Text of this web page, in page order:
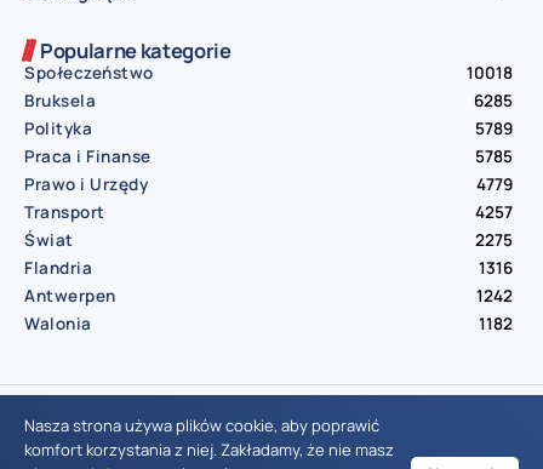
Popularne kategorie
Społeczeństwo
10018
Bruksela
6285
Polityka
5789
Praca i Finanse
5785
Prawo i Urzędy
4779
Transport
4257
Świat
2275
Flandria
1316
Antwerpen
1242
Walonia
1182
© Aktualnosci.be – All Right Reserved 2016-2026
Nasza strona używa plików cookie, aby poprawić
komfort korzystania z niej. Zakładamy, że nie masz